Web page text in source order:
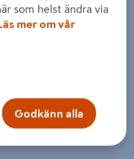
som helst ändra via
mer om vår
Godkänn alla